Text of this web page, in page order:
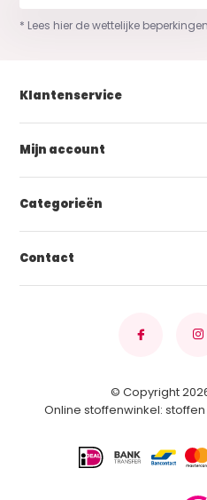
* Lees hier de wettelijke beperkingen
Klantenservice
Mijn account
Categorieën
Contact
© Copyright
Online stoffenwinkel: